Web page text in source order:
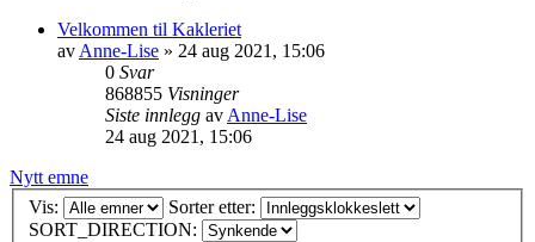
Velkommen til Kakleriet
av Anne-Lise » 24 aug 2021, 15:06
0 Svar
868855 Visninger
Siste innlegg av Anne-Lise
24 aug 2021, 15:06
Nytt emne
Vis:
Sorter etter:
SORT_DIRECTION: